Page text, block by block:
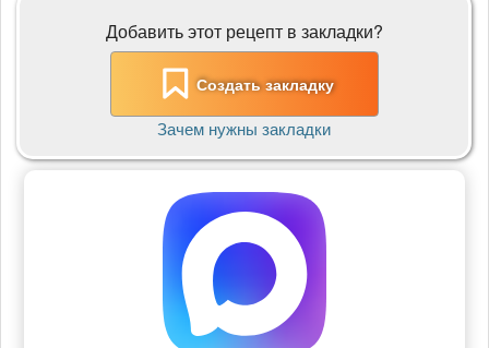
Добавить этот рецепт в закладки?
Создать закладку
Зачем нужны закладки